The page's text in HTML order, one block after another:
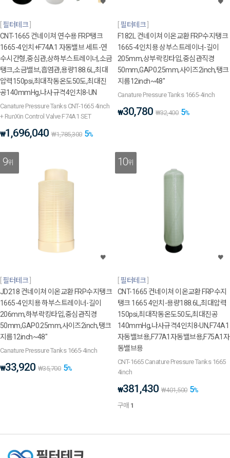
필터테크
CNT-1665 컨네이쳐 연수용 FRP탱크
1665-4인치+F74A1 자동밸브 세트-연
수시간형,중심관,상하부스트레이너,소금
탱크,소금밸브,흡염관,용량188.6L,최대
압력150psi,최대작동온도50도,최대진
공140mmHg,나사규격4인치8-UN
Canature Pressure Tanks CNT-1665 4inch
+ RunXin Control Valve F74A1 SET
₩1,696,040 ₩1,785,300 5%
필터테크
F182L 컨네이쳐 이온교환 FRP수지탱크
1665-4인치용 상부스트레이너-길이
205mm,상부락킹타입,중심관직경
50mm,GAP0.25mm,사이즈2inch,탱크
지름12inch~48"
Canature Pressure Tanks 1665-4inch
₩30,780 ₩32,400 5%
9위
필터테크
JD218 컨네이쳐 이온교환 FRP수지탱크
1665-4인치용 하부스트레이너-길이
206mm,하부락킹타입,중심관직경
50mm,GAP0.25mm,사이즈2inch,탱크
지름12inch~48"
Canature Pressure Tanks 1665-4inch
₩33,920 ₩35,700 5%
10위
필터테크
CNT-1665 컨네이쳐 이온교환 FRP수지
탱크 1665 4인치-용량188.6L,최대압력
150psi,최대작동온도50도,최대진공
140mmHg,나사규격4인치8-UN,F74A1
자동밸브용,F77A1자동밸브용,F75A1자
동밸브용
CNT-1665 Canature Pressure Tanks 1665
4inch
₩381,430 ₩401,500 5%
구매 1